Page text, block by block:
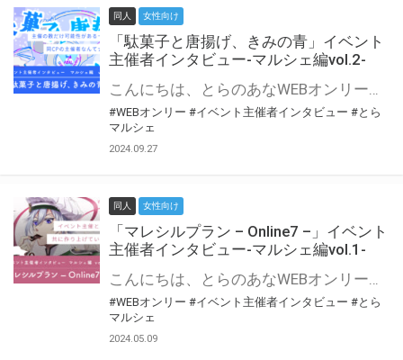
同人 女性向け
「駄菓子と唐揚げ、きみの青」イベント
主催者インタビュー-マルシェ編vol.2-
こんにちは、とらのあなWEBオンリー運営スタッフです。 新たにお届けする、イベント主催者インタビュー-マルシェ編-は、 とらのあなWEBオンリー「マルシェ」をご利用の主催様に 「マルシェ」を使ってイベントを開催した感想や心がけをお聞きする企画です。 今回は、WEBオンリー初開催「駄菓子と唐揚げ、きみの青」より、 主催のぎこ六屋様にお話を伺いました。 協力：ぎこ六屋様／イベント公式Twitter（@krkgwks） とらのあなWEBオンリー「マルシェ」とは？ WEBオンリーでリアルタイムでコミュニケーションがとれるオンライン会場です。
#WEBオンリー #イベント主催者インタビュー #とら
マルシェ
2024.09.27
同人 女性向け
「マレシルプラン – Online7 –」イベント
主催者インタビュー-マルシェ編vol.1-
こんにちは、とらのあなWEBオンリー運営スタッフです。 新たにお届けする、イベント主催者インタビュー-マルシェ編-は、 とらのあなWEBオンリー「マルシェ」をご利用した主催様に 「マルシェ」を使って開催した感想や心がけをお聞きする企画です。 今回は、WEBオンリー開催7回目迎えた「マレシルプラン – Online7 –」より、 主催の玉川うた様にお話を伺いました。 ▼マレシルプランのインタビュー前回記事 「イベント主催者インタビュー vol.6」はこちら 協力：玉川うた様（マレシルプラン実行委員会 代表）／イベント公式Twitter（@mallesil_plan） とらのあなWEBオンリー「マルシェ」とは？ WEBオンリーでリアルタイムでコミュニケーションがとれるオンライン会場です。
#WEBオンリー #イベント主催者インタビュー #とら
マルシェ
2024.05.09